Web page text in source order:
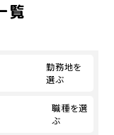
覧
勤務地を
選ぶ
職種を選
ぶ